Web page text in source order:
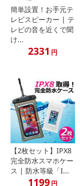
簡単設置！お手元テ
レビスピーカー | テ
レビの音を近くで聞
け...
2331 円
【2枚セット】IPX8
完全防水スマホケー
ス | 防水等級「I...
1199円